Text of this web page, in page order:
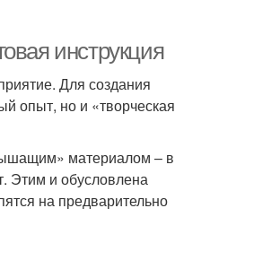
инструкция
Для создания
опыт, но и «творческая
материалом – в
Этим и обусловлена
на предварительно